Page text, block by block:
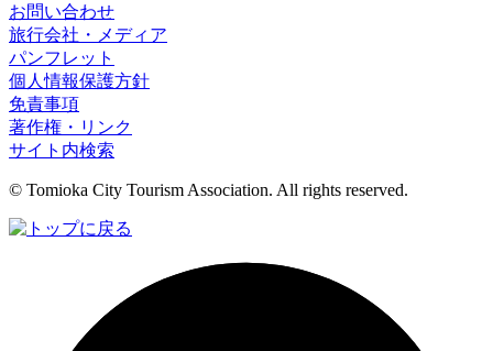
お問い合わせ
旅行会社・メディア
パンフレット
個人情報保護方針
免責事項
著作権・リンク
サイト内検索
© Tomioka City Tourism Association. All rights reserved.